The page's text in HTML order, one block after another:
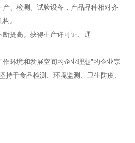
、检测、试验设备，产品品种相对齐
。
提高。获得生产许可证、通
环境和发展空间的企业理想”的企业宗
于食品检测、环境监测、卫生防疫、